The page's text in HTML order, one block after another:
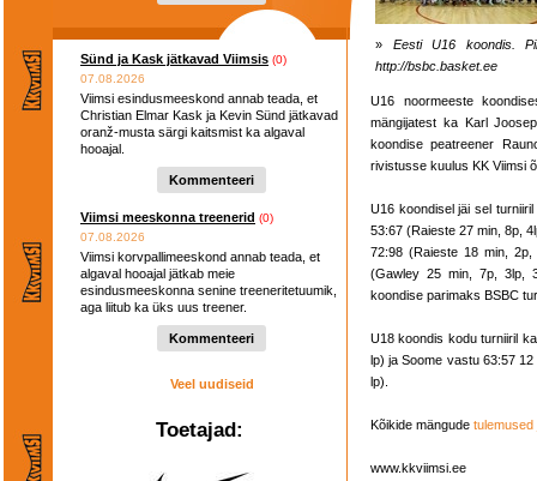
Sünd ja Kask jätkavad Viimsis (0)
07.08.2026
Viimsi esindusmeeskond annab teada, et
Christian Elmar Kask ja Kevin Sünd jätkavad
oranž-musta särgi kaitsmist ka algaval
hooajal.
Kommenteeri
Viimsi meeskonna treenerid (0)
07.08.2026
Viimsi korvpallimeeskond annab teada, et
algaval hooajal jätkab meie
esindusmeeskonna senine treeneritetuumik,
aga liitub ka üks uus treener.
Kommenteeri
Veel uudiseid
Toetajad:
» Eesti U16 koondis.
http://bsbc.basket.ee
U16 noormeeste
mängijatest ka Karl
koondise peatreener
rivistusse kuulus KK Viimsi
U16 koondisel jäi sel
53:67 (Raieste 27 min, 8p,
72:98 (Raieste 18 min,
(Gawley 25 min, 7p, 3lp,
koondise parimaks BSBC
U18 koondis kodu turniiril
lp) ja Soome vastu 63:57
lp).
Kõikide mängude tulemused
www.kkviimsi.ee